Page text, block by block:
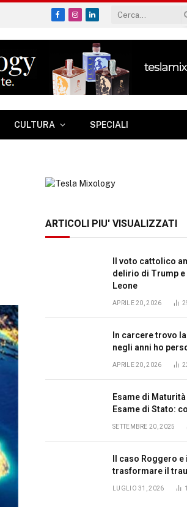
Facebook
Instagram
LinkedIn
CULTURA SPECIALI
ARTICOLI PIU' VISUALIZZATI
Il voto cattolico
delirio di Trump e
Leone
APRILE 20, 2026
In carcere trovo
negli anni ho
APRILE 20, 2026
Esame di Maturità
Esame di Stato:
SETTEMBRE 20, 2025
Il caso Roggero
trasformare il
LUGLIO 31, 2026